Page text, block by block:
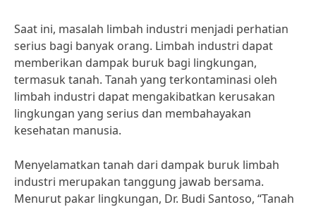
Saat ini, masalah limbah industri menjadi perhatian
serius bagi banyak orang. Limbah industri dapat
memberikan dampak buruk bagi lingkungan,
termasuk tanah. Tanah yang terkontaminasi oleh
limbah industri dapat mengakibatkan kerusakan
lingkungan yang serius dan membahayakan
kesehatan manusia.
Menyelamatkan tanah dari dampak buruk limbah
industri merupakan tanggung jawab bersama.
Menurut pakar lingkungan, Dr. Budi Santoso, “Tanah